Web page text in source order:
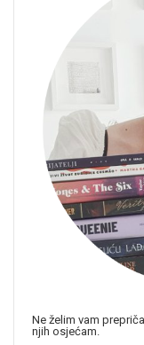
Ne želim vam
njih osjećam.